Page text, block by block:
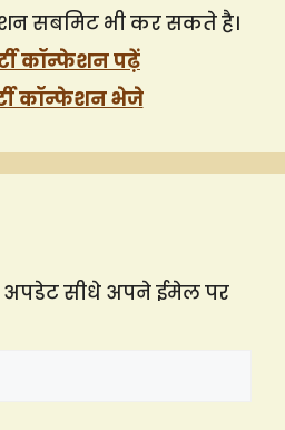
सबमिट भी कर सकते है।
कॉन्फेशन पढ़ें
कॉन्फेशन भेजे
अपडेट सीधे अपने ईमेल पर